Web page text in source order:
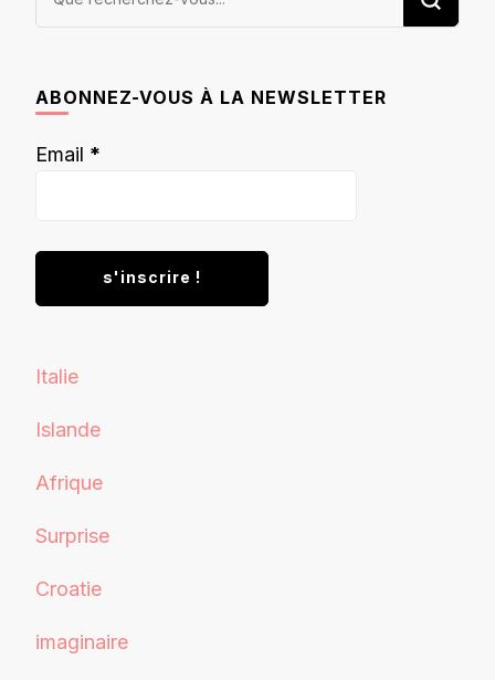
ABONNEZ-VOUS À LA NEWSLETTER
Email *
Italie
Islande
Afrique
Surprise
Croatie
imaginaire